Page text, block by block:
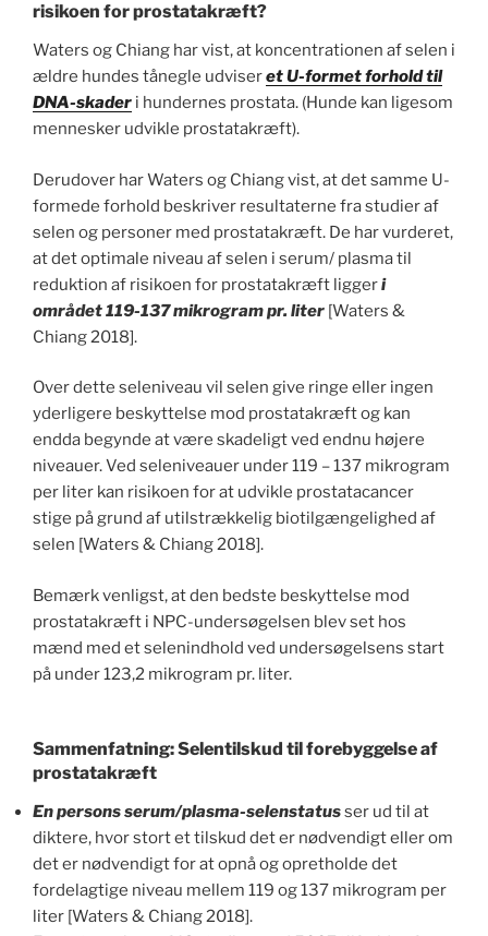
risikoen for prostatakræft?
Waters og Chiang har vist, at koncentrationen af selen i
ældre hundes tånegle udviseret U-formet forhold til
DNA-skader i hundernes prostata. (Hunde kan ligesom
mennesker udvikle prostatakræft).
Derudover har Waters og Chiang vist, at det samme U-
formede forhold beskriver resultaterne fra studier af
selen og personer med prostatakræft. De har vurderet,
at det optimale niveau af selen i serum/ plasma til
reduktion af risikoen for prostatakræft liggeri
området 119-137 mikrogram pr. liter [Waters &
Chiang 2018].
Over dette seleniveau vil selen give ringe eller ingen
yderligere beskyttelse mod prostatakræft og kan
endda begynde at være skadeligt ved endnu højere
niveauer. Ved seleniveauer under 119 – 137 mikrogram
per liter kan risikoen for at udvikle prostatacancer
stige på grund af utilstrækkelig biotilgængelighed af
selen [Waters & Chiang 2018].
Bemærk venligst, at den bedste beskyttelse mod
prostatakræft i NPC-undersøgelsen blev set hos
mænd med et selenindhold ved undersøgelsens start
på under 123,2 mikrogram pr. liter.
Sammenfatning: Selentilskud til forebyggelse af
prostatakræft
En persons serum/plasma-selenstatusser ud til at
diktere, hvor stort et tilskud det er nødvendigt eller om
det er nødvendigt for at opnå og opretholde det
fordelagtige niveau mellem 119 og 137 mikrogram per
liter [Waters & Chiang 2018].